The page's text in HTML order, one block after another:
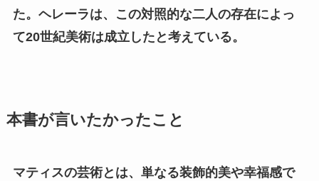
た。ヘレーラは、この対照的な二人の存在によっ
て20世紀美術は成立したと考えている。
本書が言いたかったこと
マティスの芸術とは、単なる装飾的美や幸福感で